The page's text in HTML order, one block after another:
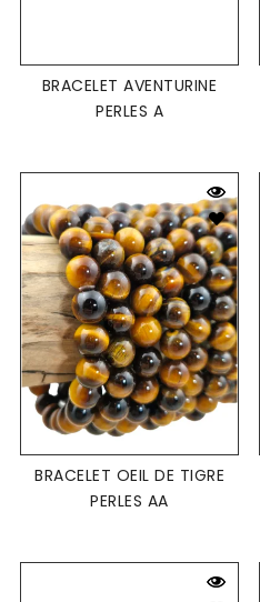
BRACELET AVENTURINE
PERLES A
BRACELET OEIL DE TIGRE
PERLES AA